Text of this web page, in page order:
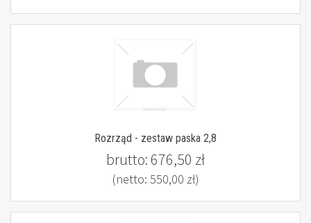
Rozrząd - zestaw paska 2,8
brutto: 676,50 zł
(netto: 550,00 zł)